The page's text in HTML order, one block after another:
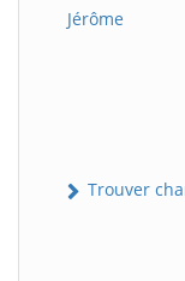
Jérôme
Trouver